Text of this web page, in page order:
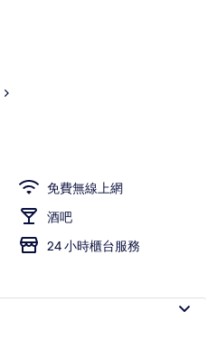
免費無線上網
酒吧
24 小時櫃台服務